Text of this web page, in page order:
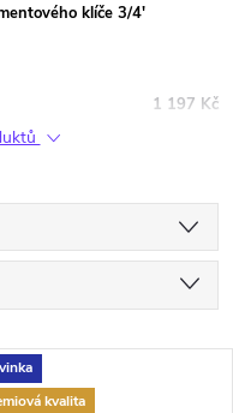
klíče 3/4'
1 197 Kč
kvalita